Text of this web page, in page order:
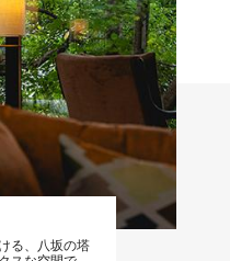
る、八坂の塔